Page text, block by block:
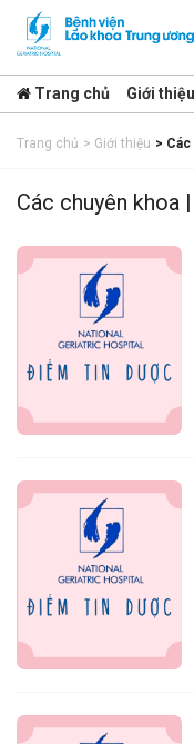
Trang chủ Giới thiệu
Trang chủ > Giới thiệu >
Các chuyên khoa